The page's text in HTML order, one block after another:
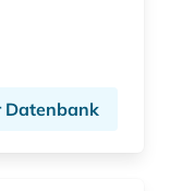
Datenbank